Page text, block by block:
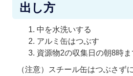
出し方
中を水洗いする
アルミ缶はつぶす
資源物2の収集日の朝8時
（注意）スチール缶はつぶさず